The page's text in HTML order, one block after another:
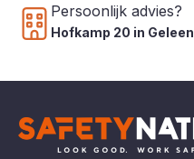
Persoonlijk advies?
Hofkamp 20 in Geleen